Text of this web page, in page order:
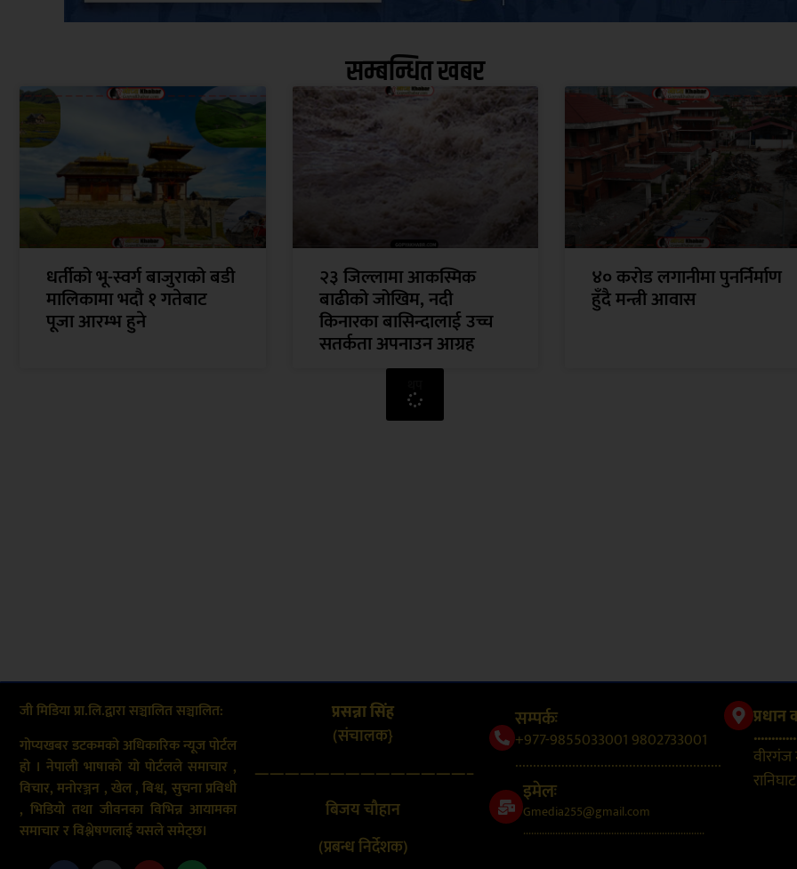
सम्बन्धित खबर
धर्तीको भू-स्वर्ग बाजुराको बडी
मालिकामा भदौ १ गतेबाट
पूजा आरम्भ हुने
२३ जिल्लामा आकस्मिक
बाढीको जोखिम, नदी
किनारका बासिन्दालाई उच्च
सतर्कता अपनाउन आग्रह
४० करोड लगानीमा पुनर्निर्माण
हुँदै मन्त्री आवास
जी मिडिया प्रा.लि.द्वारा सञ्चालित सञ्चालित:
गोप्यखबर डटकमको अधिकारिक न्यूज पोर्टल
हो । नेपाली भाषाको यो पोर्टलले समाचार ,
विचार, मनोरञ्जन , खेल , बिश्व, सुचना प्रविधी
, भिडियो तथा जीवनका विभिन्न आयामका
समाचार र विश्लेषणलाई यसले समेट्छ।
प्रसन्ना सिंह
(संचालक}
——————————————–
बिजय चौहान
(प्रबन्ध निर्देशक)
सम्पर्कः
+977-9855033001 9802733001
..........................................................
इमेलः
Gmedia255@gmail.com
....................................................................
प्रधान
वीरगंज